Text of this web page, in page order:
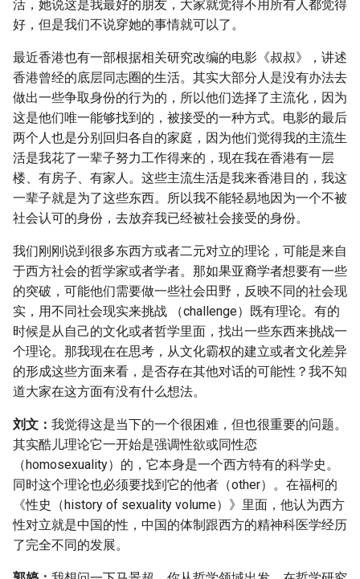
活，她说这是我最好的朋友，大家就觉得不用所有人都觉得
好，但是我们不说穿她的事情就可以了。
最近香港也有一部根据相关研究改编的电影《叔叔》，讲述
香港曾经的底层同志圈的生活。其实大部分人是没有办法去
做出一些争取身份的行为的，所以他们选择了主流化，因为
这是他们唯一能够找到的，被接受的一种方式。电影的最后
两个人也是分别回归各自的家庭，因为他们觉得我的主流生
活是我花了一辈子努力工作得来的，现在我在香港有一层
楼、有房子、有家人。这些主流生活是我来香港目的，我这
一辈子就是为了这些东西。所以我不能轻易地因为一个不被
社会认可的身份，去放弃我已经被社会接受的身份。
我们刚刚说到很多东西方或者二元对立的理论，可能是来自
于西方社会的哲学家或者学者。那如果亚裔学者想要有一些
的突破，可能他们需要做一些社会田野，反映不同的社会现
实，用不同社会现实来挑战 （challenge）既有理论。有的
时候是从自己的文化或者哲学里面，找出一些东西来挑战一
个理论。那我现在在思考，从文化霸权的建立或者文化差异
的形成这些方面来看，是否存在其他对话的可能性？我不知
道大家在这方面有没有什么想法。
刘文： 我觉得这是当下的一个很困难，但也很重要的问题。
其实酷儿理论它一开始是强调性欲或同性恋
（homosexuality）的，它本身是一个西方特有的科学史。
同时这个理论也必须要找到它的他者（other）。在福柯的
《性史（history of sexuality volume）》里面，他认为西方
性对立就是中国的性，中国的体制跟西方的精神科医学经历
了完全不同的发展。